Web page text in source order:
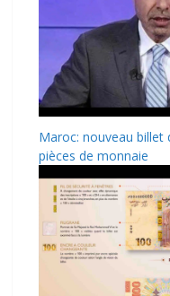
Maroc: nouveau billet
pièces de monnaie